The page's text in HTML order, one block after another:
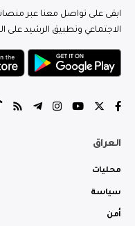
ابقى على تواصل معنا عبر
الاجتماعي وتطبيق الرشيد على
العراق
محليات
سياسة
أمن